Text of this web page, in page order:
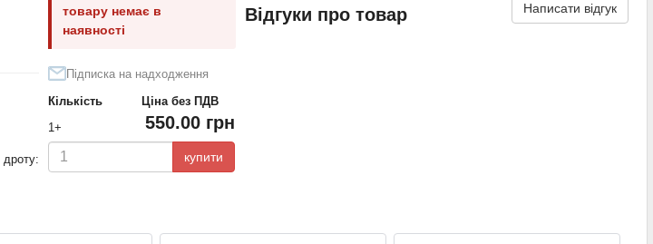
товару немає в
наявності
Підписка на надходження
Кількість
Ціна без ПДВ
1+
550.00 грн
купити
Відгуки про товар Написати відгук